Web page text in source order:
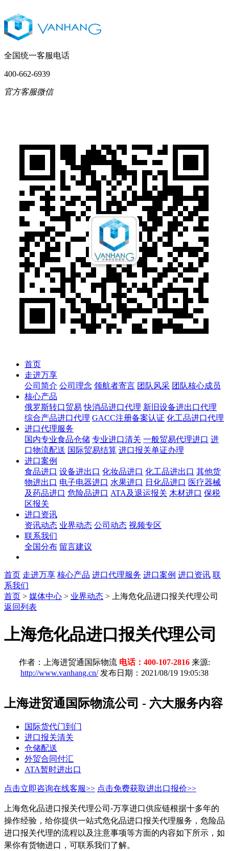
全国统一客服电话
400-662-6939
官方客服微信
首页
走进万享
公司简介 公司理念 领航者寄言 团队风采 团队核心成员
核心产品
俄罗斯转口贸易 快消品进口代理 新旧设备进出口代理
综合产品进口代理 GACC注册备案认证 化工品进口代理
进口代理服务
国内专业食品仓储 专业进口清关 一般贸易代理进口 进
口物流配送 国际贸易结算 进口报关单证办理
进口案例
食品进口 设备进出口 化妆品进口 化工品进出口 其他货
物进出口 电子电器进口 水果进口 日化品进口 医疗器械
及药品进口 危险品进口 ATA及退运报关 木材进口 保税
区报关
进口资讯
资讯动态 业界动态 公司动态 视频专区
联系我们
全国分布 留言建议
首页 走进万享 核心产品 进口代理服务 进口案例 进口资讯 联
系我们
首页 > 媒体中心 > 业界动态 >
上海危化品进口报关代理公司
返回列表
上海危化品进口报关代理公司
作者：上海进贸通国际物流 电话：400-107-2816 来源:
http://www.vanhang.cn/ 发布日期：2021/08/19 19:05:38
上海进贸通国际物流公司 - 六大服务内容
国际货代门到门
进口报关清关
仓储配送
外贸合同付汇
ATA暂时进出口
点击立即咨询在线客服>> 点击免费获取进出口报价>>
上海危化品进口报关代理公司-万享进口供应链根据十多年的
操作经验，给你提供一站式危化品进口报关代理服务，危险品
进口报关代理的流程以及注意事项等方面的内容如下所示，如
果你有货物进口，可联系我们了解。